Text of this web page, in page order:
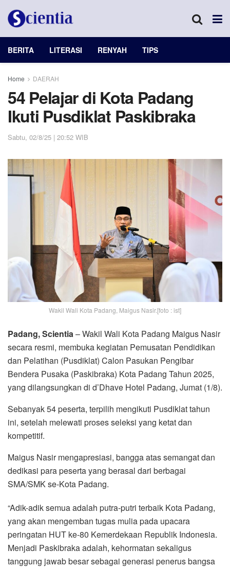
BERITA LITERASI RENYAH TIPS
Home DAERAH
54 Pelajar di Kota Padang
Ikuti Pusdiklat Paskibraka
Sabtu, 02/8/25 | 20:52 WIB
Wakil Wali Kota Padang, Maigus Nasir.[foto : ist]
Padang, Scientia– Wakil Wali Kota Padang Maigus Nasir
secara resmi, membuka kegiatan Pemusatan Pendidikan
dan Pelatihan (Pusdiklat) Calon Pasukan Pengibar
Bendera Pusaka (Paskibraka) Kota Padang Tahun 2025,
yang dilangsungkan di d’Dhave Hotel Padang, Jumat (1/8).
Sebanyak 54 peserta, terpilih mengikuti Pusdiklat tahun
ini, setelah melewati proses seleksi yang ketat dan
kompetitif.
Maigus Nasir mengapresiasi, bangga atas semangat dan
dedikasi para peserta yang berasal dari berbagai
SMA/SMK se-Kota Padang.
“Adik-adik semua adalah putra-putri terbaik Kota Padang,
yang akan mengemban tugas mulia pada upacara
peringatan HUT ke-80 Kemerdekaan Republik Indonesia.
Menjadi Paskibraka adalah, kehormatan sekaligus
tanggung jawab besar sebagai generasi penerus bangsa